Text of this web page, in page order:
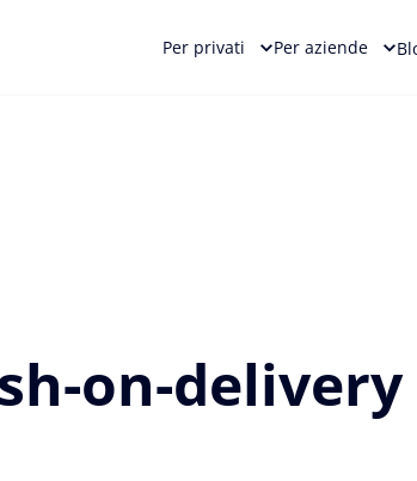
Per privati Per aziende
on-